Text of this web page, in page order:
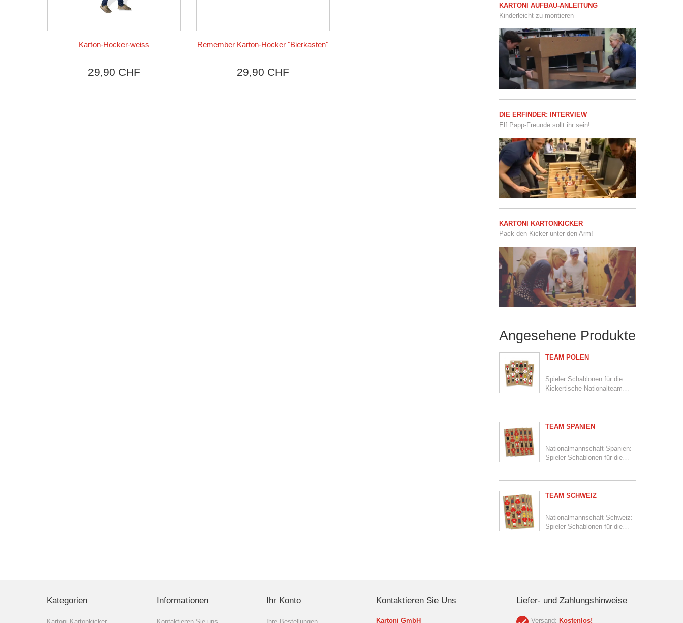
KARTONI AUFBAU-ANLEITUNG
Kinderleicht zu montieren
DIE ERFINDER: INTERVIEW
Elf Papp-Freunde sollt ihr sein!
KARTONI KARTONKICKER
Pack den Kicker unter den Arm!
Angesehene Produkte
TEAM POLEN
Spieler Schablonen für die
Kickertische Nationalteam
TEAM SPANIEN
Nationalmannschaft Spanien:
Spieler Schablonen für die
TEAM SCHWEIZ
Nationalmannschaft Schweiz:
Spieler Schablonen für die
Produkt ansehen
Karton-Hocker-weiss
29,90 CHF
Produkt ansehen
Remember Karton-Hocker "Bierkasten"
29,90 CHF
Kontaktieren Sie Uns
Kartoni GmbH
Liefer- und Zahlungshinweise
Versand: Kostenlos!
Kategorien Informationen Ihr Konto